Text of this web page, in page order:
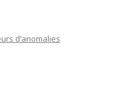
d’anomalies